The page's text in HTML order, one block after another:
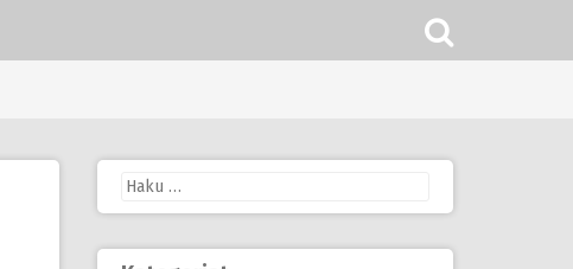
Haku: